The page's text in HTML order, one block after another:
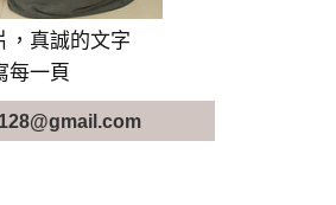
，真誠的文字
每一頁